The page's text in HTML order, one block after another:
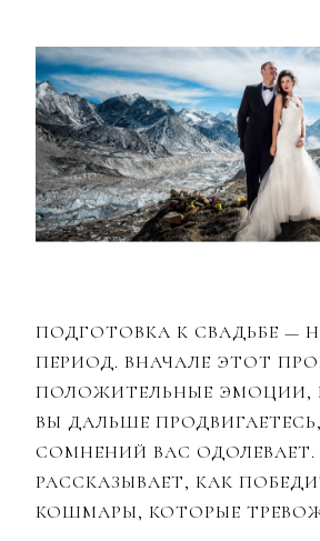
ПОДГОТОВКА К СВАДЬБЕ —
ПЕРИОД. ВНАЧАЛЕ ЭТОТ
ПОЛОЖИТЕЛЬНЫЕ ЭМОЦИИ,
ВЫ ДАЛЬШЕ
СОМНЕНИЙ ВАС ОДОЛЕВАЕТ.
РАССКАЗЫВАЕТ, КАК
КОШМАРЫ, КОТОРЫЕ